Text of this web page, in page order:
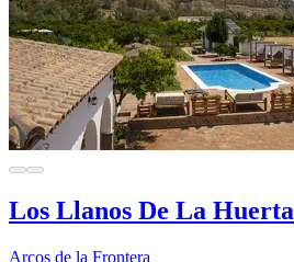
Los Llanos De La Huerta
Arcos de la Frontera